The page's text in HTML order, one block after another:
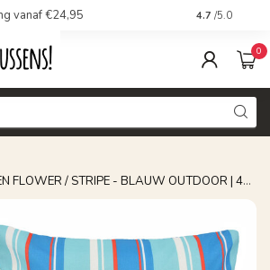
vanaf €24,95 Voor 16.00
4.7 /5.0
0
/ STRIPE - BLAUW OUTDOOR | 45 X 45 CM | KATOEN